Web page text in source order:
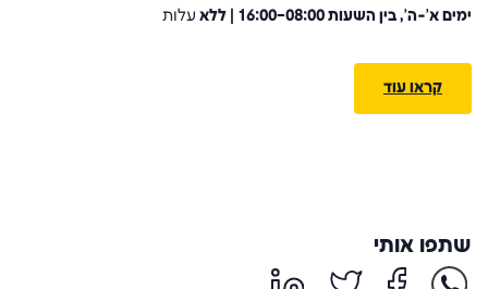
ימים א'-ה', בין השעות 08:00–16:00 | ללא
עלות
קראו עוד
שתפו אותי